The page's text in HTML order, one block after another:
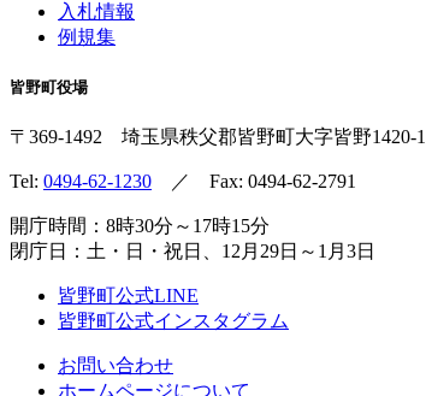
入札情報
例規集
皆野町役場
〒369-1492 埼玉県秩父郡皆野町 大字皆野1420-1
Tel: 0494-62-1230 ／ Fax: 0494-62-2791
開庁時間：8時30分～17時15分
閉庁日：土・日・祝日、12月29日～1月3日
皆野町公式LINE
皆野町公式インスタグラム
お問い合わせ
ホームページについて